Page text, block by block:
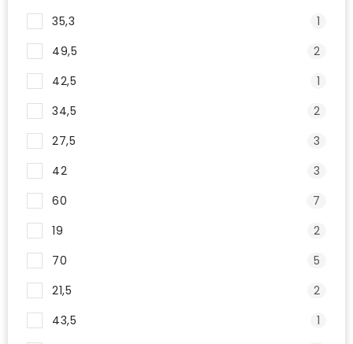
35,3
1
49,5
2
42,5
1
34,5
2
27,5
3
42
3
60
7
19
2
70
5
21,5
2
43,5
1